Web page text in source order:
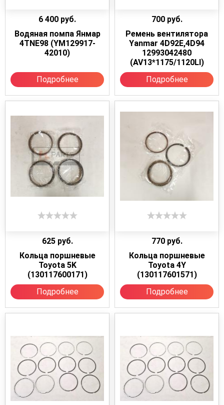
6 400 руб.
Водяная помпа Янмар
4TNE98 (YM129917-
42010)
Подробнее
700 руб.
Ремень вентилятора
Yanmar 4D92E,4D94
12993042480
(AV13*1175/1120LI)
Подробнее
625 руб.
Кольца поршневые
Toyota 5K
(130117600171)
Подробнее
770 руб.
Кольца поршневые
Toyota 4Y
(130117601571)
Подробнее